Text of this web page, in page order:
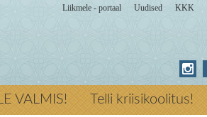
Liikmele - portaal Uudised KKK
VALMIS! Telli kriisikoolitus!